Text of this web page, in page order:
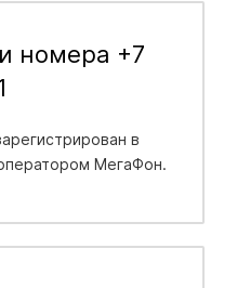
номера +7
в
оператором МегаФон.